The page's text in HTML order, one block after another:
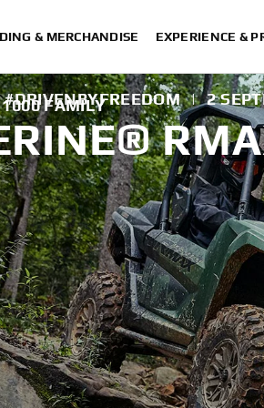
& MERCHANDISE EXPERIENCE &
FAMILY | 2